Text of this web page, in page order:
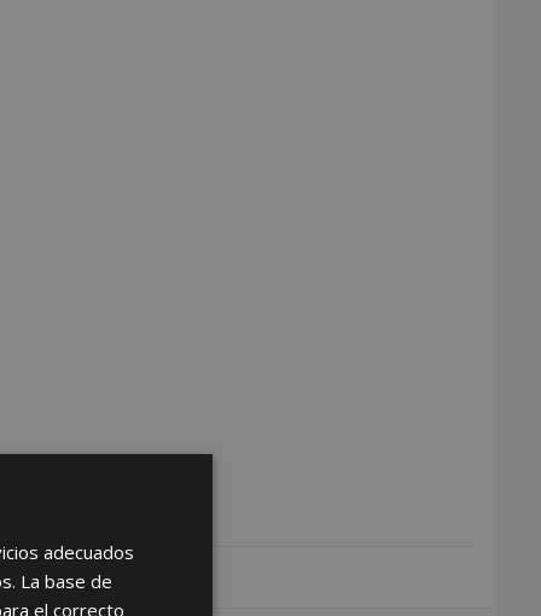
adecuados
La base de
el correcto